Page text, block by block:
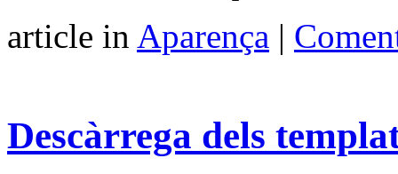
article in Aparença |
Descàrrega dels